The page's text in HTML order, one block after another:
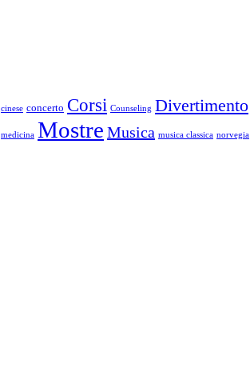
cinese concerto Corsi Counseling Divertimento
medicina Mostre Musica musica classica norvegia